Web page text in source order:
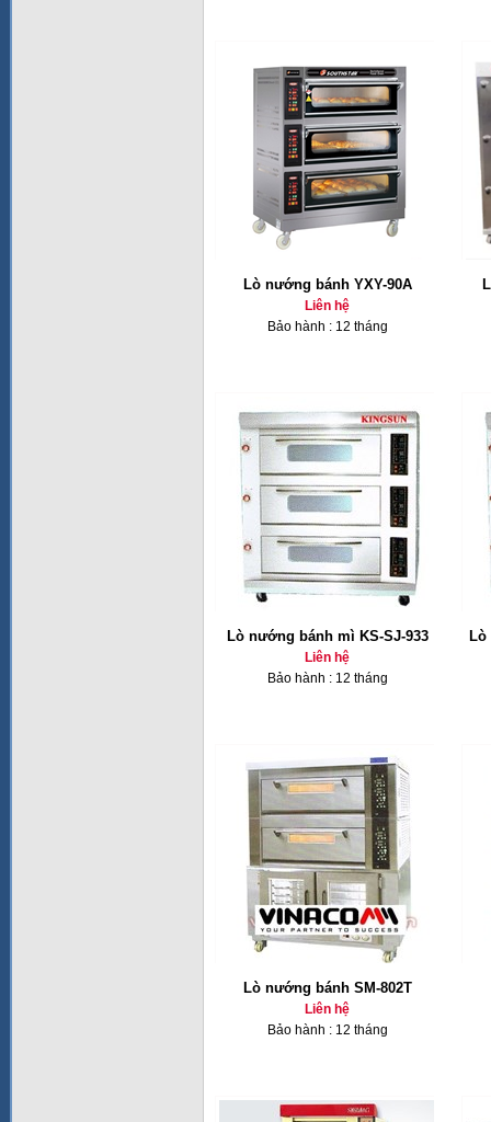
Lò nướng bánh YXY-90A
Liên hệ
Bảo hành : 12 tháng
Lò nướng bánh mì KS-SJ-933
Liên hệ
Bảo hành : 12 tháng
Lò
Lò nướng bánh SM-802T
Liên hệ
Bảo hành : 12 tháng